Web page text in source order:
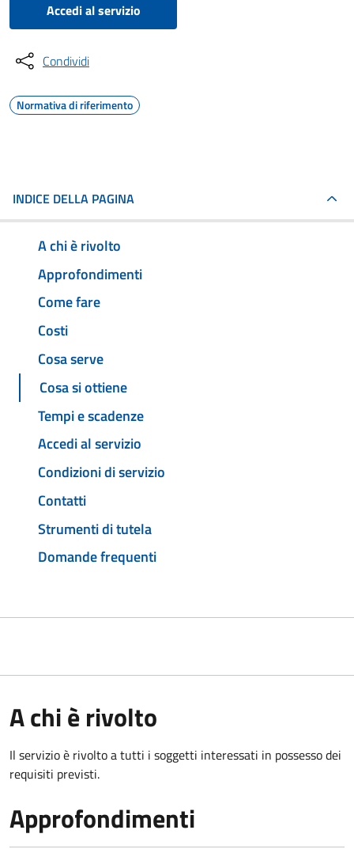
Accedi al servizio
Condividi
Normativa di riferimento
INDICE DELLA PAGINA
A chi è rivolto
Approfondimenti
Come fare
Costi
Cosa serve
Cosa si ottiene
Tempi e scadenze
Accedi al servizio
Condizioni di servizio
Contatti
Strumenti di tutela
Domande frequenti
A chi è rivolto
Il servizio è rivolto a tutti i soggetti interessati in possesso dei
requisiti previsti.
Approfondimenti